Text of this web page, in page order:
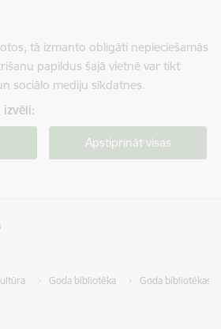
tā izmanto obligāti nepieciešamās
papildus šajā vietnē var tikt
sociālo mediju sīkdatnes.
izvēli:
Apstiprināt visas
Goda bibliotēka Goda bibliotēkas